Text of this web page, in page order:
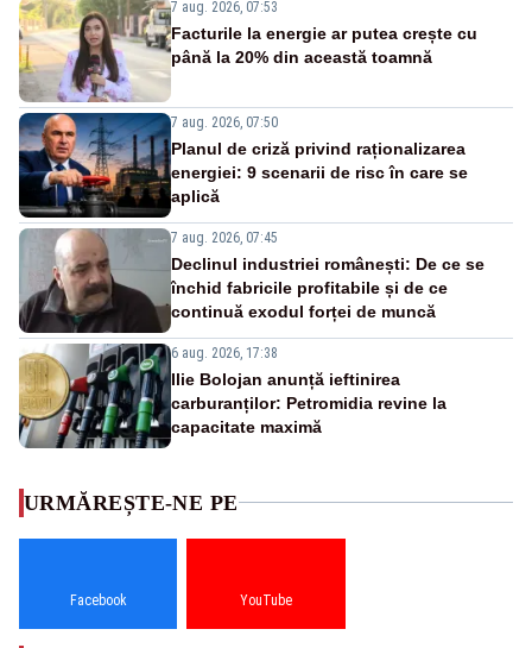
7 aug. 2026, 07:53
Facturile la energie ar putea crește cu
până la 20% din această toamnă
7 aug. 2026, 07:50
Planul de criză privind raționalizarea
energiei: 9 scenarii de risc în care se
aplică
7 aug. 2026, 07:45
Declinul industriei românești: De ce se
închid fabricile profitabile și de ce
continuă exodul forței de muncă
6 aug. 2026, 17:38
Ilie Bolojan anunță ieftinirea
carburanților: Petromidia revine la
capacitate maximă
URMĂREȘTE-NE PE
Facebook YouTube